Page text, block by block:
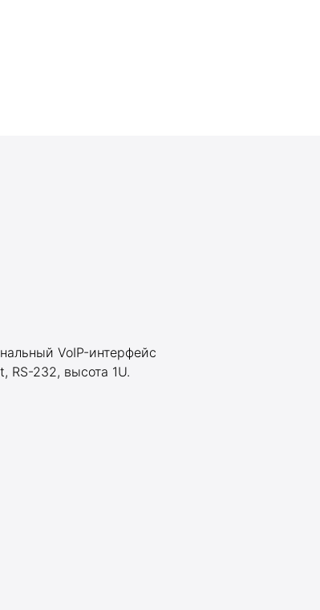
VoIP-интерфейс
RS-232, высота 1U.